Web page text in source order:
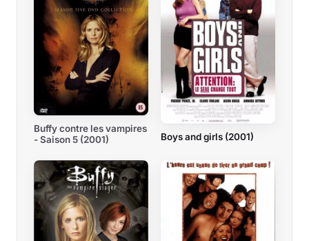
Buffy contre les vampires
- Saison 5 (2001)
Boys and girls (2001)